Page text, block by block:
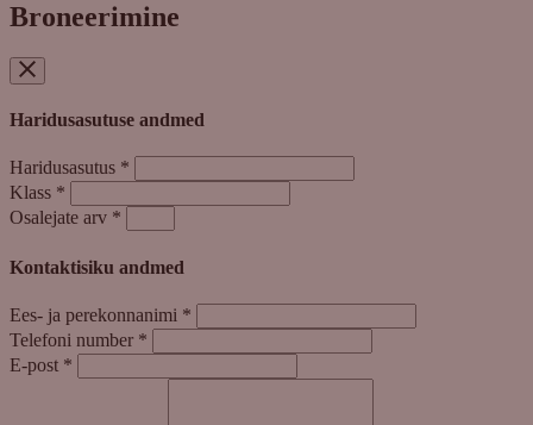
Broneerimine
Haridusasutuse andmed
Haridusasutus *
Klass *
Osalejate arv *
Kontaktisiku andmed
Ees- ja perekonnanimi *
Telefoni number *
E-post *